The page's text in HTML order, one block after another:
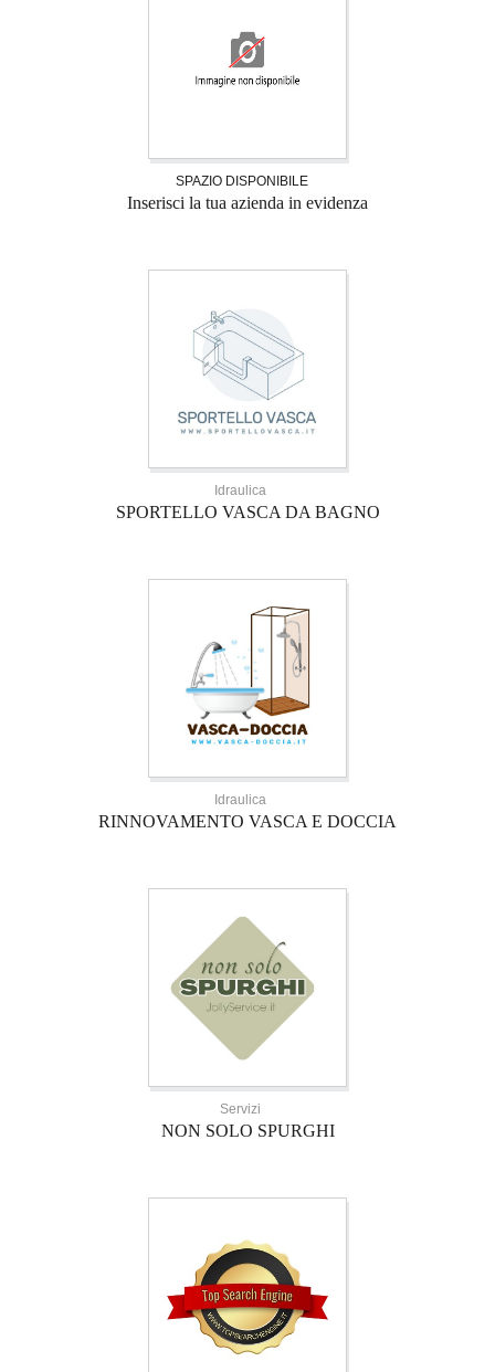
SPAZIO DISPONIBILE
Inserisci la tua azienda in evidenza
Idraulica
SPORTELLO VASCA DA BAGNO
Idraulica
RINNOVAMENTO VASCA E DOCCIA
Servizi
NON SOLO SPURGHI